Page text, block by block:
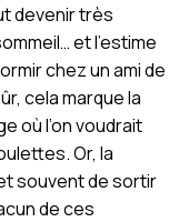
devenir très
et l’estime
chez un ami de
cela marque la
où l’on voudrait
Or, la
souvent de sortir
de ces